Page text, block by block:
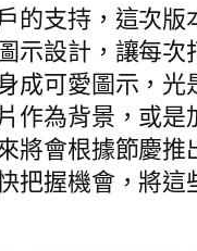
的支持，這次
示設計，讓每
成可愛圖示，
作為背景，或
將會根據節慶
把握機會，將